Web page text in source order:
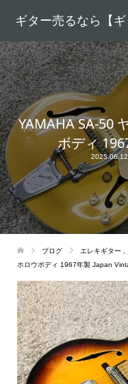
ギター売るなら【ギ
YAMAHA SA-50
ボディ
2025.06.12
ブログ エレキギター
ホロウボディ 1967年製 Japan